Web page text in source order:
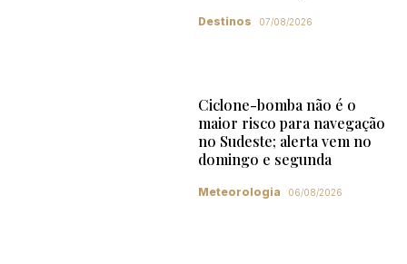
Destinos 07/08/2026
Ciclone-bomba não é o
maior risco para navegação
no Sudeste; alerta vem no
domingo e segunda
Meteorologia 06/08/2026